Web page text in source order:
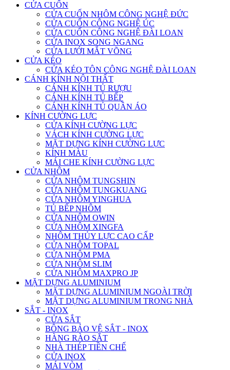
CỬA CUỐN
CỬA CUỐN NHÔM CÔNG NGHỆ ĐỨC
CỬA CUỐN CÔNG NGHỆ ÚC
CỬA CUỐN CÔNG NGHỆ ĐÀI LOAN
CỬA INOX SONG NGANG
CỬA LƯỚI MẮT VÕNG
CỬA KÉO
CỬA KÉO TÔN CÔNG NGHỆ ĐÀI LOAN
CÁNH KÍNH NỘI THẤT
CÁNH KÍNH TỦ RƯỢU
CÁNH KÍNH TỦ BẾP
CÁNH KÍNH TỦ QUẦN ÁO
KÍNH CƯỜNG LỰC
CỬA KÍNH CƯỜNG LỰC
VÁCH KÍNH CƯỜNG LỰC
MẶT DỰNG KÍNH CƯỜNG LỰC
KÍNH MÀU
MÁI CHE KÍNH CƯỜNG LỰC
CỬA NHÔM
CỬA NHÔM TUNGSHIN
CỬA NHÔM TUNGKUANG
CỬA NHÔM YINGHUA
TỦ BẾP NHÔM
CỬA NHÔM OWIN
CỬA NHÔM XINGFA
NHÔM THỦY LỰC CAO CẤP
CỬA NHÔM TOPAL
CỬA NHÔM PMA
CỬA NHÔM SLIM
CỬA NHÔM MAXPRO JP
MẶT DỰNG ALUMINIUM
MẶT DỰNG ALUMINIUM NGOÀI TRỜI
MẶT DỰNG ALUMINIUM TRONG NHÀ
SẮT - INOX
CỬA SẮT
BÔNG BẢO VỆ SẮT - INOX
HÀNG RÀO SẮT
NHÀ THÉP TIỀN CHẾ
CỬA INOX
MÁI VÒM